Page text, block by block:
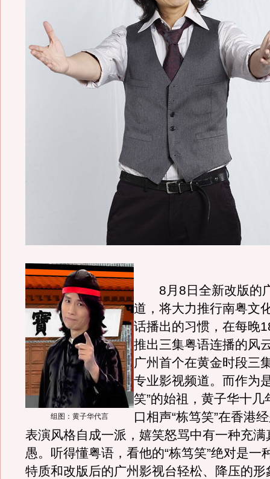
组图：黄子华代言
8月8日全新改版的
道，将大力推行南粤文
话播出的习惯，在每晚
推出三集粤语连播的风
广州首个在黄金时段三
专业影视频道。而作为
笑”的始祖，黄子华十几
口相声“栋笃笑”在香港
表演风格自成一派，嬉笑怒骂中有一种充满
愚。听得懂粤语，看他的“栋笃笑”绝对是一
特质和改版后的广州影视台轻松、降压的形